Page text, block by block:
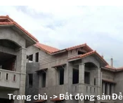
-> Bất động sản Đề xuất đánh